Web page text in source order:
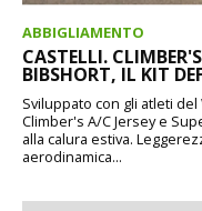
ABBIGLIAMENTO
CASTELLI.
BIBSHORT, IL KIT
Sviluppato con gli atleti
Climber's A/C Jersey e
alla calura estiva.
aerodinamica...